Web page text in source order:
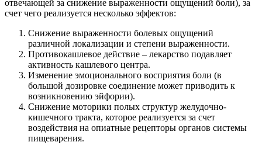
отвечающей за снижение выраженности ощущений боли), за
счет чего реализуется несколько эффектов:
Снижение выраженности болевых ощущений
различной локализации и степени выраженности.
Противокашлевое действие – лекарство подавляет
активность кашлевого центра.
Изменение эмоционального восприятия боли (в
большой дозировке соединение может приводить к
возникновению эйфории).
Снижение моторики полых структур желудочно-
кишечного тракта, которое реализуется за счет
воздействия на опиатные рецепторы органов системы
пищеварения.